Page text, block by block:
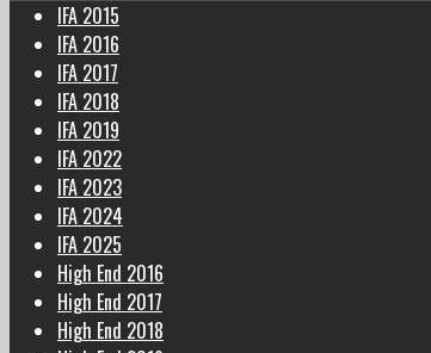
IFA 2015
IFA 2016
IFA 2017
IFA 2018
IFA 2019
IFA 2022
IFA 2023
IFA 2024
IFA 2025
High End 2016
High End 2017
High End 2018